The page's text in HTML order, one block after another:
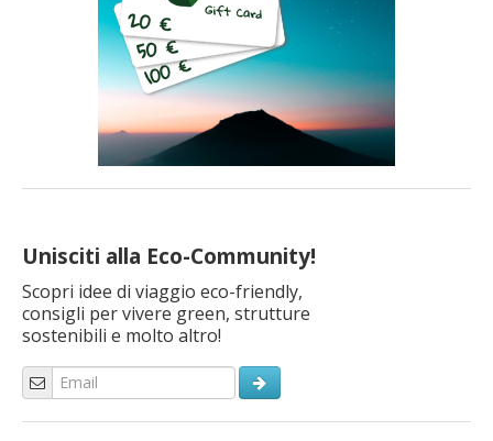
Unisciti alla Eco-Community!
Scopri idee di viaggio eco-friendly,
consigli per vivere green, strutture
sostenibili e molto altro!